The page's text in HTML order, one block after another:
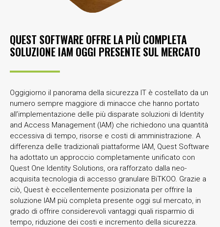
QUEST SOFTWARE OFFRE LA PIÙ COMPLETA
SOLUZIONE IAM OGGI PRESENTE SUL MERCATO
Oggigiorno il panorama della sicurezza IT è costellato da un
numero sempre maggiore di minacce che hanno portato
all’implementazione delle più disparate soluzioni di Identity
and Access Management (IAM) che richiedono una quantità
eccessiva di tempo, risorse e costi di amministrazione. A
differenza delle tradizionali piattaforme IAM, Quest Software
ha adottato un approccio completamente unificato con
Quest One Identity Solutions, ora rafforzato dalla neo-
acquisita tecnologia di accesso granulare BiTKOO. Grazie a
ciò, Quest è eccellentemente posizionata per offrire la
soluzione IAM più completa presente oggi sul mercato, in
grado di offrire considerevoli vantaggi quali risparmio di
tempo, riduzione dei costi e incremento della sicurezza.